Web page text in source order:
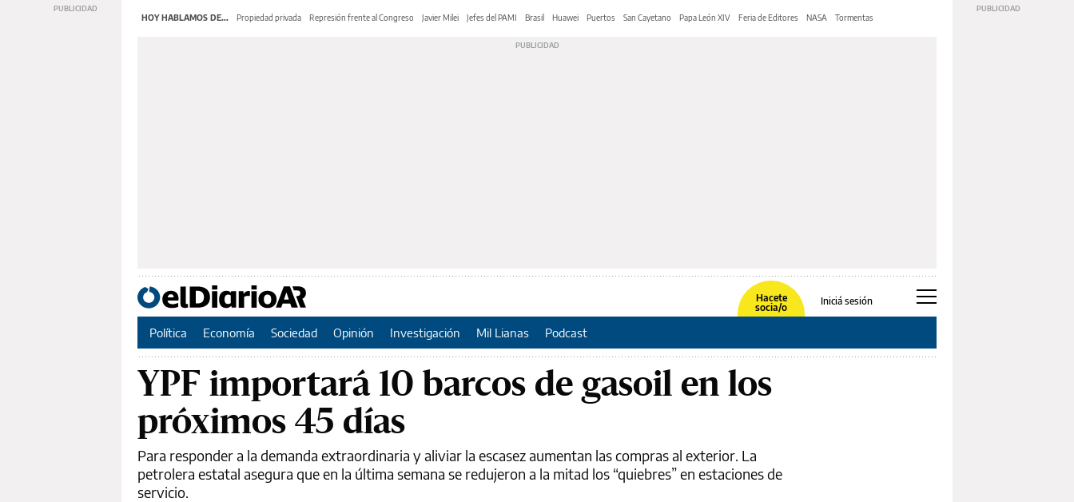
HOY HABLAMOS DE... Propiedad privada Represión frente al Congreso Javier Milei Jefes del PAMI Brasil Huawei Puertos San Cayetano Papa León XIV Feria de Editores NASA Tormentas
Hacete
socia/o
Iniciá sesión
Política Economía Sociedad Opinión Investigación Mil Lianas Podcast
YPF importará 10 barcos de gasoil en los
próximos 45 días
Para responder a la demanda extraordinaria y aliviar la escasez aumentan las compras al exterior. La
petrolera estatal asegura que en la última semana se redujeron a la mitad los “quiebres” en estaciones de
servicio.